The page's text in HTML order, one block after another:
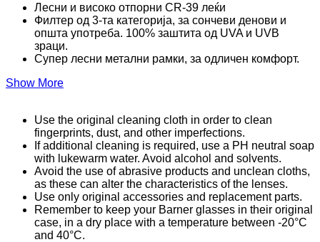
Лесни и високо отпорни CR-39 леќи
Филтер од 3-та категорија, за сончеви денови и
општа употреба. 100% заштита од UVA и UVB
зраци.
Супер лесни метални рамки, за одличен комфорт.
Show More
Use the original cleaning cloth in order to clean
fingerprints, dust, and other imperfections.
If additional cleaning is required, use a PH neutral soap
with lukewarm water. Avoid alcohol and solvents.
Avoid the use of abrasive products and unclean cloths,
as these can alter the characteristics of the lenses.
Use only original accessories and replacement parts.
Remember to keep your Barner glasses in their original
case, in a dry place with a temperature between -20°C
and 40°C.